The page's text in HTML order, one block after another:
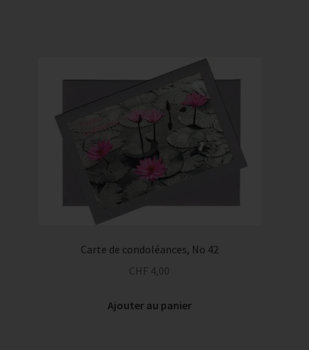
Carte de condoléances, No 42
CHF 4,00
Ajouter au panier